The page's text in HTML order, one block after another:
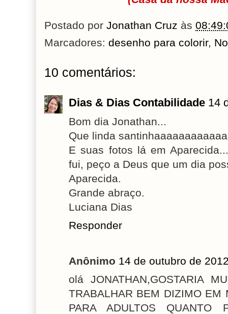
Postado por Jonathan Cruz às
Marcadores: desenho para colorir,
10 comentários:
Dias & Dias Contabilidade 14
Bom dia Jonathan...
Que linda
E suas fotos lá em
fui, peço a Deus que um dia
Aparecida.
Grande abraço.
Luciana Dias
Responder
Anônimo 14 de outubro de
olá JONATHAN,GOSTARIA
TRABALHAR BEM DIZIMO EM
PARA ADULTOS QUANTO